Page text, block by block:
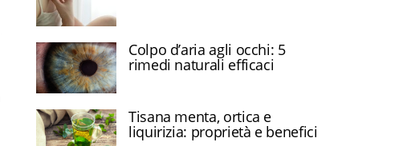
Colpo d’aria agli occhi: 5
rimedi naturali efficaci
Tisana menta, ortica e
liquirizia: proprietà e benefici